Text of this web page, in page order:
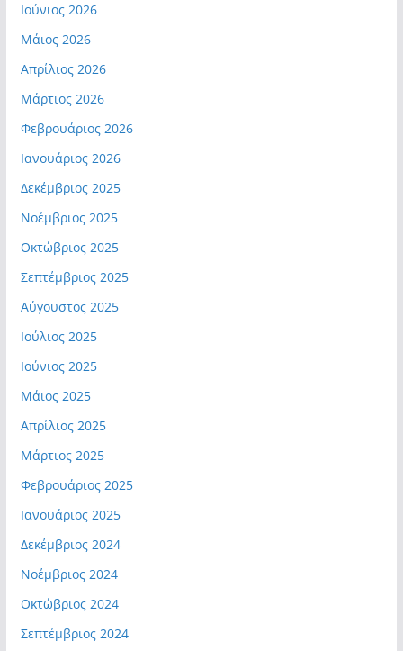
Ιούνιος 2026
Μάιος 2026
Απρίλιος 2026
Μάρτιος 2026
Φεβρουάριος 2026
Ιανουάριος 2026
Δεκέμβριος 2025
Νοέμβριος 2025
Οκτώβριος 2025
Σεπτέμβριος 2025
Αύγουστος 2025
Ιούλιος 2025
Ιούνιος 2025
Μάιος 2025
Απρίλιος 2025
Μάρτιος 2025
Φεβρουάριος 2025
Ιανουάριος 2025
Δεκέμβριος 2024
Νοέμβριος 2024
Οκτώβριος 2024
Σεπτέμβριος 2024